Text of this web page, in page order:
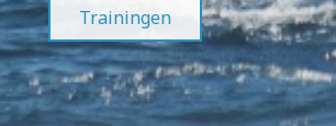
Trainingen